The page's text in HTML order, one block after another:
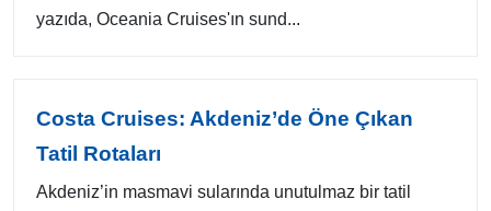
yazıda, Oceania Cruises'ın sund...
Costa Cruises: Akdeniz’de Öne Çıkan
Tatil Rotaları
Akdeniz’in masmavi sularında unutulmaz bir tatil